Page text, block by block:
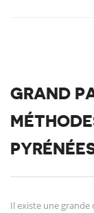
GRAND
Il existe une